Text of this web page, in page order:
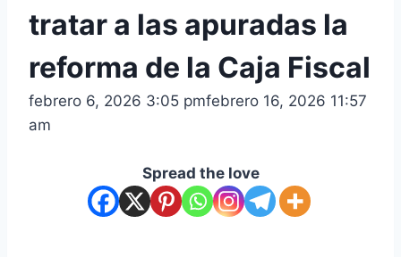
tratar a las apuradas la
reforma de la Caja Fiscal
febrero 6, 2026 3:05 pmfebrero 16, 2026 11:57
am
Spread the love